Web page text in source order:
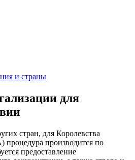
и страны
для
стран, для Королевства
производится по
предоставление